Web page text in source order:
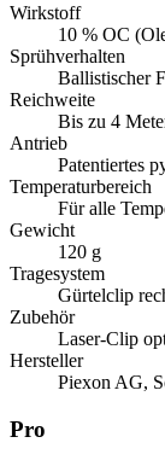
Wirkstoff
10 % OC
Sprühverhalten
Ballistischer
Reichweite
Bis zu 4
Antrieb
Patentiertes
Temperaturbereich
Für alle
Gewicht
120 g
Tragesystem
Gürtelclip
Zubehör
Laser-Clip
Hersteller
Piexon AG,
Pro